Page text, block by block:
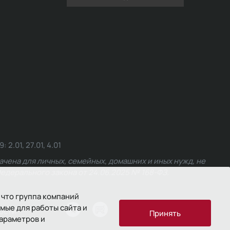
группа компаний
для работы сайта и
и
Принять
27.01, 4.01
для личных, семейных, домашних и иных нужд, не